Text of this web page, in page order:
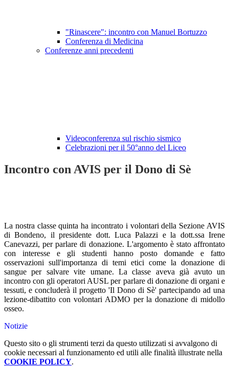
"Rinascere": incontro con Manuel Bortuzzo
Conferenza di Medicina
Conferenze anni precedenti
Videoconferenza sul rischio sismico
Celebrazioni per il 50°anno del Liceo
Incontro con AVIS per il Dono di Sè
La nostra classe quinta ha incontrato i volontari della Sezione AVIS
di Bondeno, il presidente dott. Luca Palazzi e la dott.ssa Irene
Canevazzi, per parlare di donazione. L'argomento è stato affrontato
con interesse e gli studenti hanno posto domande e fatto
osservazioni sull'importanza di temi etici come la donazione di
sangue per salvare vite umane. La classe aveva già avuto un
incontro con gli operatori AUSL per parlare di donazione di organi e
tessuti, e concluderà il progetto 'Il Dono di Sè' partecipando ad una
lezione-dibattito con volontari ADMO per la donazione di midollo
osseo.
Notizie
Questo sito o gli strumenti terzi da questo utilizzati si avvalgono di
cookie necessari al funzionamento ed utili alle finalità illustrate nella
COOKIE POLICY.